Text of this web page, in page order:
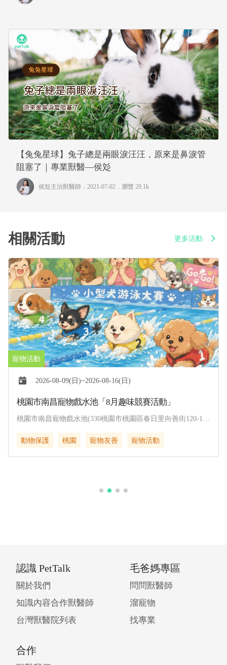
【兔兔星球】兔子總是兩眼淚汪汪，原來是鼻淚管
阻塞了｜專業獸醫—侯彣
侯彣主治獸醫師 ．2021-07-02． 瀏覽 29.1k
相關活動 更多活動
2026-08-09(日)~2026-08-16(日)
桃園市南昌寵物戲水池「8月趣味競賽活動」
桃園市南昌寵物戲水池(330桃園市桃園區春日里向善街120-1
動物保護
桃園 寵物友善 寵物活動
認識 PetTalk
關於我們
知識內容合作獸醫師
台灣獸醫院列表
毛爸媽專區
問問獸醫師
溜寵物
找專業
合作